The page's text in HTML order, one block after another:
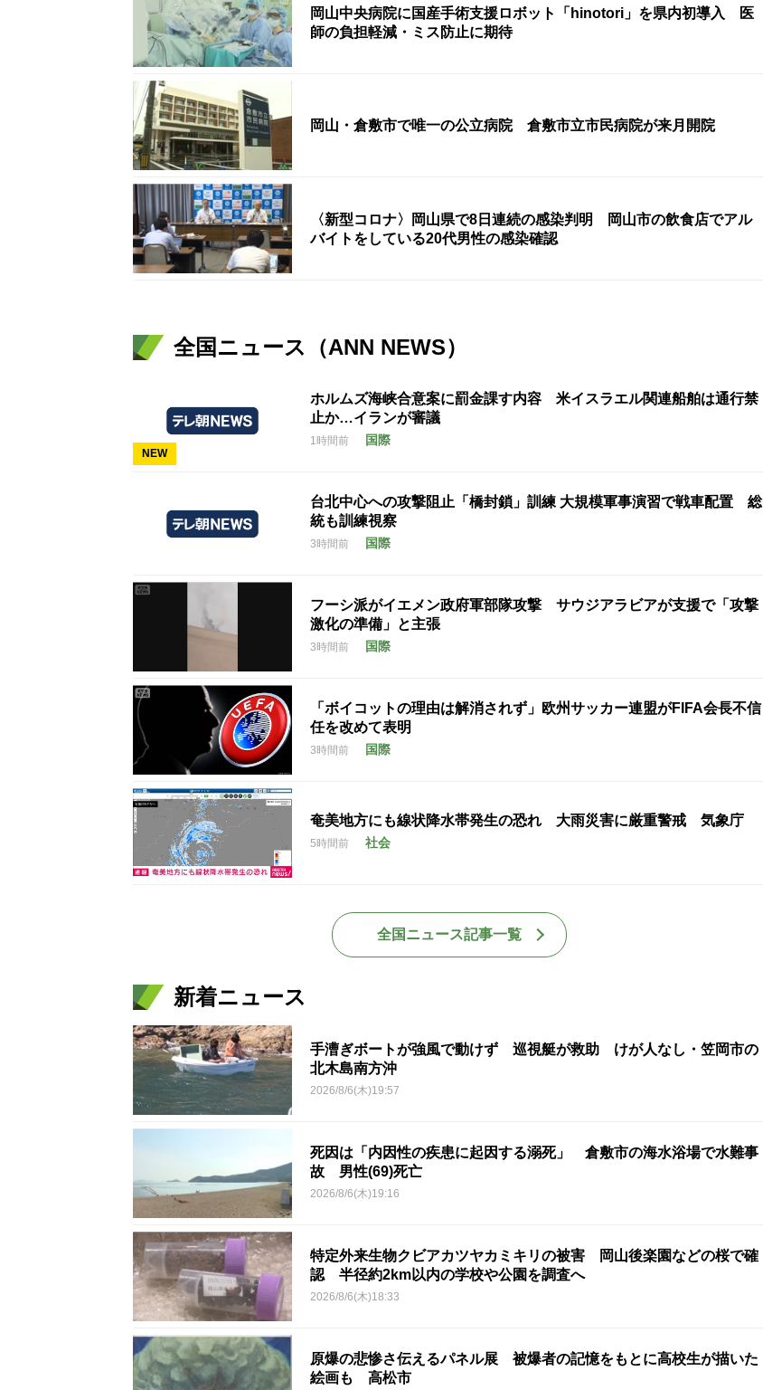
岡山中央病院に国産手術支援ロボット「hinotori」を県内初導入 医
師の負担軽減・ミス防止に期待
岡山・倉敷市で唯一の公立病院 倉敷市立市民病院が来月開院
〈新型コロナ〉岡山県で8日連続の感染判明 岡山市の飲食店でアル
バイトをしている20代男性の感染確認
全国ニュース（ANN NEWS）
NEW
ホルムズ海峡合意案に罰金課す内容 米イスラエル関連船舶は通行禁
止か…イランが審議
1時間前 国際
台北中心への攻撃阻止「橋封鎖」訓練 大規模軍事演習で戦車配置 総
統も訓練視察
3時間前 国際
フーシ派がイエメン政府軍部隊攻撃 サウジアラビアが支援で「攻撃
激化の準備」と主張
3時間前 国際
「ボイコットの理由は解消されず」欧州サッカー連盟がFIFA会長不信
任を改めて表明
3時間前 国際
奄美地方にも線状降水帯発生の恐れ 大雨災害に厳重警戒 気象庁
5時間前 社会
全国ニュース記事一覧
新着ニュース
手漕ぎボートが強風で動けず 巡視艇が救助 けが人なし・笠岡市の
北木島南方沖
2026/8/6(木)19:57
死因は「内因性の疾患に起因する溺死」 倉敷市の海水浴場で水難事
故 男性(69)死亡
2026/8/6(木)19:16
特定外来生物クビアカツヤカミキリの被害 岡山後楽園などの桜で確
認 半径約2km以内の学校や公園を調査へ
2026/8/6(木)18:33
原爆の悲惨さ伝えるパネル展 被爆者の記憶をもとに高校生が描いた
絵画も 高松市